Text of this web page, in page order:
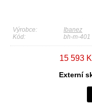
Výrobce:
Ibanez
Kód:
bh-m-401
15 593
Externí